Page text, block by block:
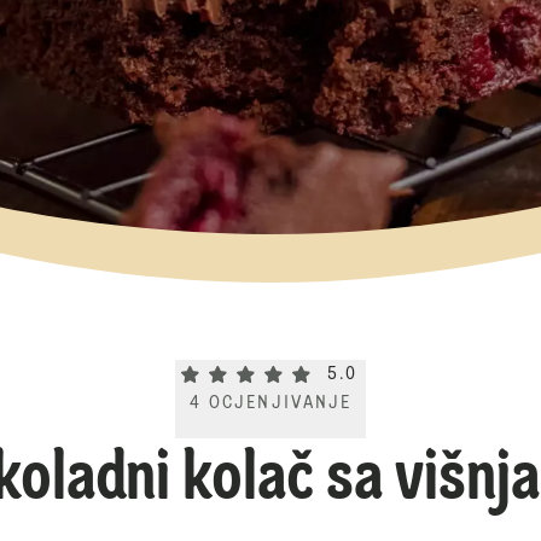
Current rating 5.0. Click to rate.
5.0
4 OCJENJIVANJE
kolač sa